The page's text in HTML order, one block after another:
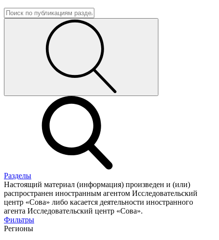
Разделы
Настоящий материал (информация) произведен и (или)
распространен иностранным агентом Исследовательский
центр «Сова» либо касается деятельности иностранного
агента Исследовательский центр «Сова».
Фильтры
Регионы